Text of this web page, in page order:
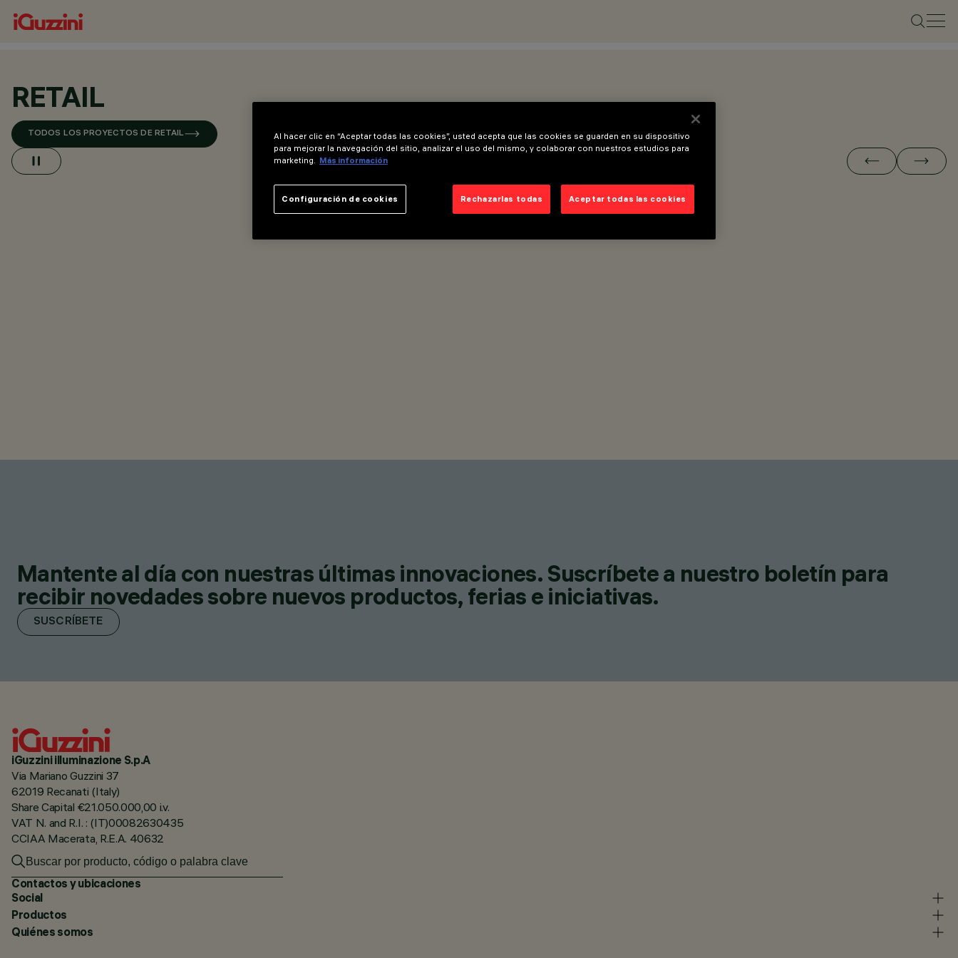
RETAIL
TODOS LOS PROYECTOS DE RETAIL
Mantente al día con nuestras últimas innovaciones. Suscríbete a nuestro boletín para
recibir novedades sobre nuevos productos, ferias e iniciativas.
SUSCRÍBETE
iGuzzini illuminazione S.p.A
Via Mariano Guzzini 37
62019 Recanati (Italy)
Share Capital €21.050.000,00 i.v.
VAT N. and R.I. : (IT)00082630435
CCIAA Macerata, R.E.A. 40632
Contactos y ubicaciones
Social
Productos
Quiénes somos
Al hacer clic en “Aceptar todas las cookies”, usted acepta que las cookies se guarden en su dispositivo
para mejorar la navegación del sitio, analizar el uso del mismo, y colaborar con nuestros estudios para
marketing. Más información
Rechazarlas todas Aceptar todas las cookies
Configuración de cookies